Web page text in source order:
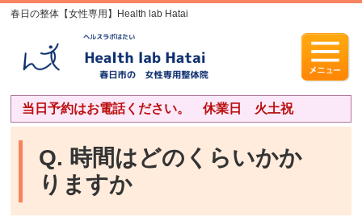
春日の整体【女性専用】Health lab Hatai
当日予約はお電話ください。 休業日 火土祝
Q. 時間はどのくらいかか
りますか